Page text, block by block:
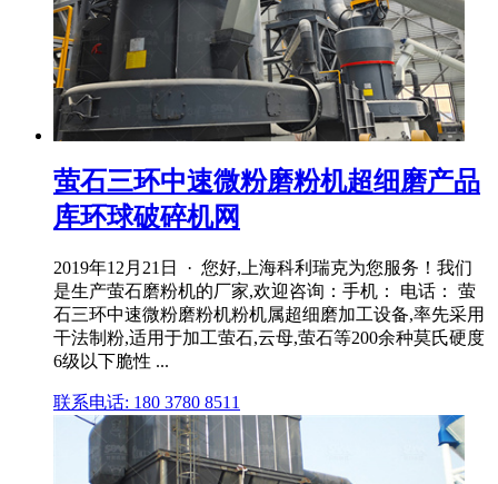
萤石三环中速微粉磨粉机超细磨产品
库环球破碎机网
2019年12月21日 · 您好,上海科利瑞克为您服务！我们
是生产萤石磨粉机的厂家,欢迎咨询：手机： 电话： 萤
石三环中速微粉磨粉机粉机属超细磨加工设备,率先采用
干法制粉,适用于加工萤石,云母,萤石等200余种莫氏硬度
6级以下脆性 ...
联系电话: 180 3780 8511